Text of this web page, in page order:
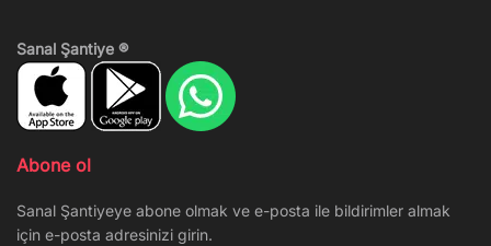
Sanal Şantiye ®
Abone ol
Sanal Şantiyeye abone olmak ve e-posta ile bildirimler almak
için e-posta adresinizi girin.